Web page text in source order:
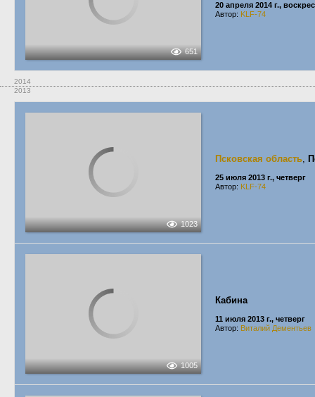
651
20 апреля 2014 г.,
Автор: KLF-74
2014
2013
1023
Псковская область,
25 июля 2013 г., четверг
Автор: KLF-74
1005
Кабина
11 июля 2013 г., четверг
Автор: Виталий Дементьев